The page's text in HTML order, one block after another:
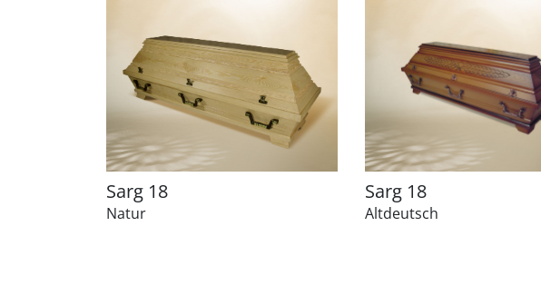
Sarg 18
Natur
Sarg 18
Altdeutsch